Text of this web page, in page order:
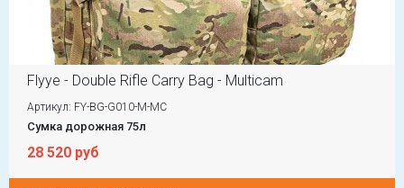
Flyye - Double Rifle Carry Bag - Multicam
Артикул: FY-BG-G010-M-MC
Сумка дорожная 75л
28 520 руб